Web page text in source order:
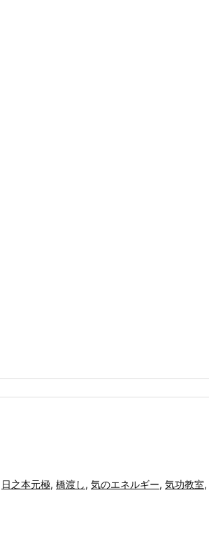
日之本元極, 橋渡し, 気のエネルギー, 気功教室,